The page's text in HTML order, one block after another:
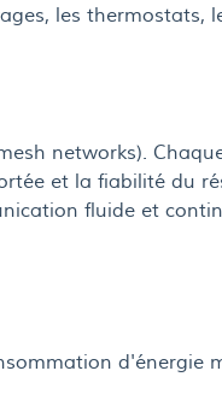
les thermostats,
networks).
et la fiabilité du
fluide et
d'énergie